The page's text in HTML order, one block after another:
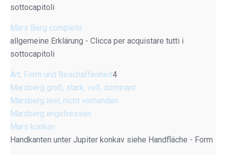
sottocapitoli
Mars Berg completo
allgemeine Erklärung - Clicca per acquistare tutti i
sottocapitoli
Art, Form und Beschaffenheit4
Marsberg groß, stark, voll, dominant
Marsberg leer, nicht vorhanden
Marsberg angefressen
Mars konkav
Handkanten unter Jupiter konkav siehe Handfläche - Form